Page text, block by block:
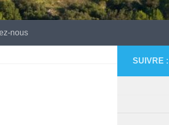
nous
SUIVRE :